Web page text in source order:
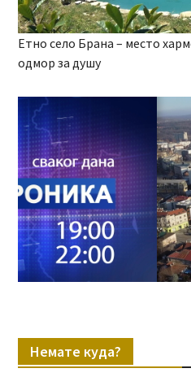
Етно село Брана – место
одмор за душу
Немате куда?